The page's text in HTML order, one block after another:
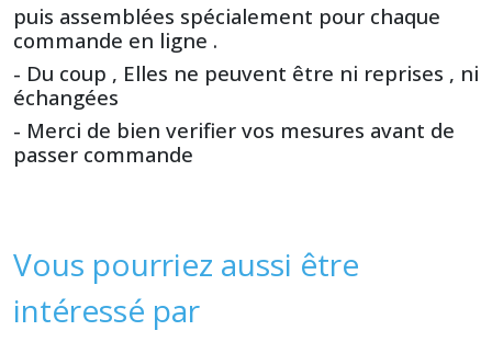
puis assemblées spécialement pour chaque
commande en ligne .
- Du coup , Elles ne peuvent être ni reprises , ni
échangées
- Merci de bien verifier vos mesures avant de
passer commande
Vous pourriez aussi être
intéressé par